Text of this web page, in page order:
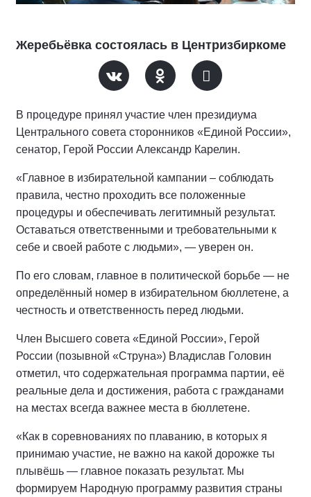
Жеребьёвка состоялась в Центризбиркоме
В процедуре принял участие член президиума
Центрального совета сторонников «Единой России»,
сенатор, Герой России Александр Карелин.
«Главное в избирательной кампании – соблюдать
правила, честно проходить все положенные
процедуры и обеспечивать легитимный результат.
Оставаться ответственными и требовательными к
себе и своей работе с людьми», — уверен он.
По его словам, главное в политической борьбе — не
определённый номер в избирательном бюллетене, а
честность и ответственность перед людьми.
Член Высшего совета «Единой России», Герой
России (позывной «Струна») Владислав Головин
отметил, что содержательная программа партии, её
реальные дела и достижения, работа с гражданами
на местах всегда важнее места в бюллетене.
«Как в соревнованиях по плаванию, в которых я
принимаю участие, не важно на какой дорожке ты
плывёшь — главное показать результат. Мы
формируем Народную программу развития страны